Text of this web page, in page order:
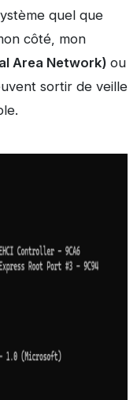
quel que
côté, mon
Area Network) ou
sortir de veille